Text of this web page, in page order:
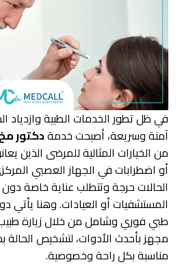
في ظل تطور الخدمات الطبية وازدياد
آمنة وسريعة، أصبحت خدمةدكتور
من الخيارات المثالية للمرضى الذين
أو اضطرابات في الجهاز العصبي
الحالات حرجة وتتطلب عناية خاصة دون
المستشفيات أو العيادات. وهنا يأتي
طبي فوري وشامل من خلال زيارة
مجهز بأحدث الأدوات، لتشخيص
مناسبة بكل راحة وخصوصية.